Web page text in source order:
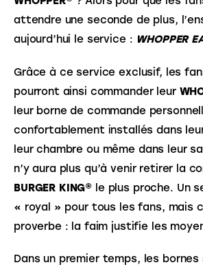
attendre une seconde de plus,
aujourd’hui le service : WHOPPER
Grâce à ce service exclusif, les
pourront ainsi commander leur
leur borne de commande
confortablement installés dans
leur chambre ou même dans leur
n’y aura plus qu’à venir retirer la
BURGER KING® le plus proche. Un
« royal » pour tous les fans, mais
proverbe : la faim justifie les
Dans un premier temps, les